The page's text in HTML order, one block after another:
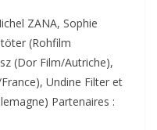
ZANA, Sophie
(Rohfilm
(Dor Film/Autriche),
Undine Filter et
Partenaires :